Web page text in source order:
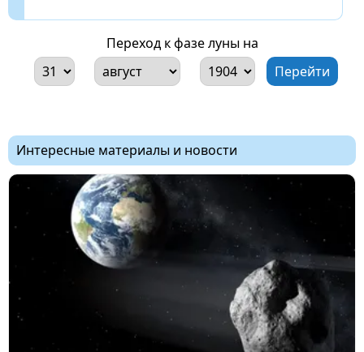
Переход к фазе луны на
Интересные материалы и новости